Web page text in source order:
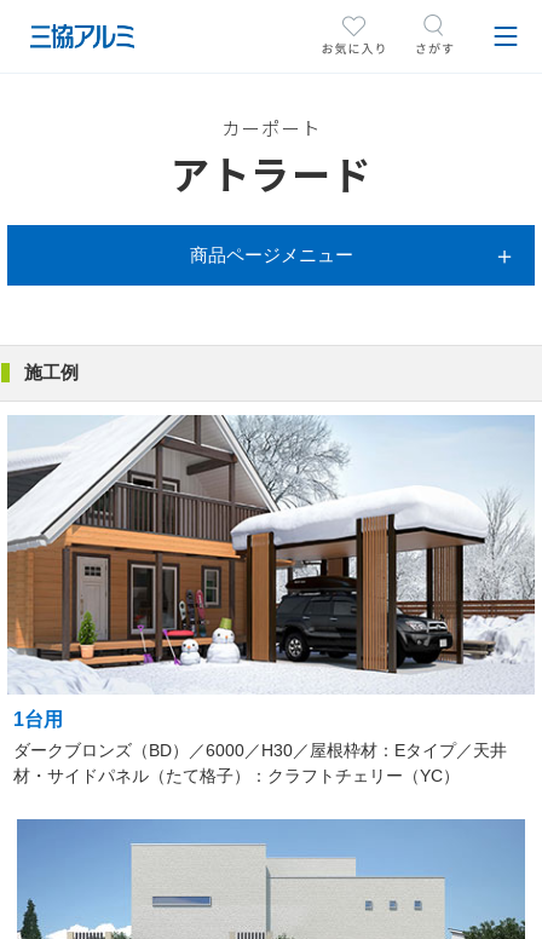
カーポート
アトラード
商品ページメニュー
施工例
1台用
ダークブロンズ（BD）／6000／H30／屋根枠材：Eタイプ／天井
材・サイドパネル（たて格子）：クラフトチェリー（YC）